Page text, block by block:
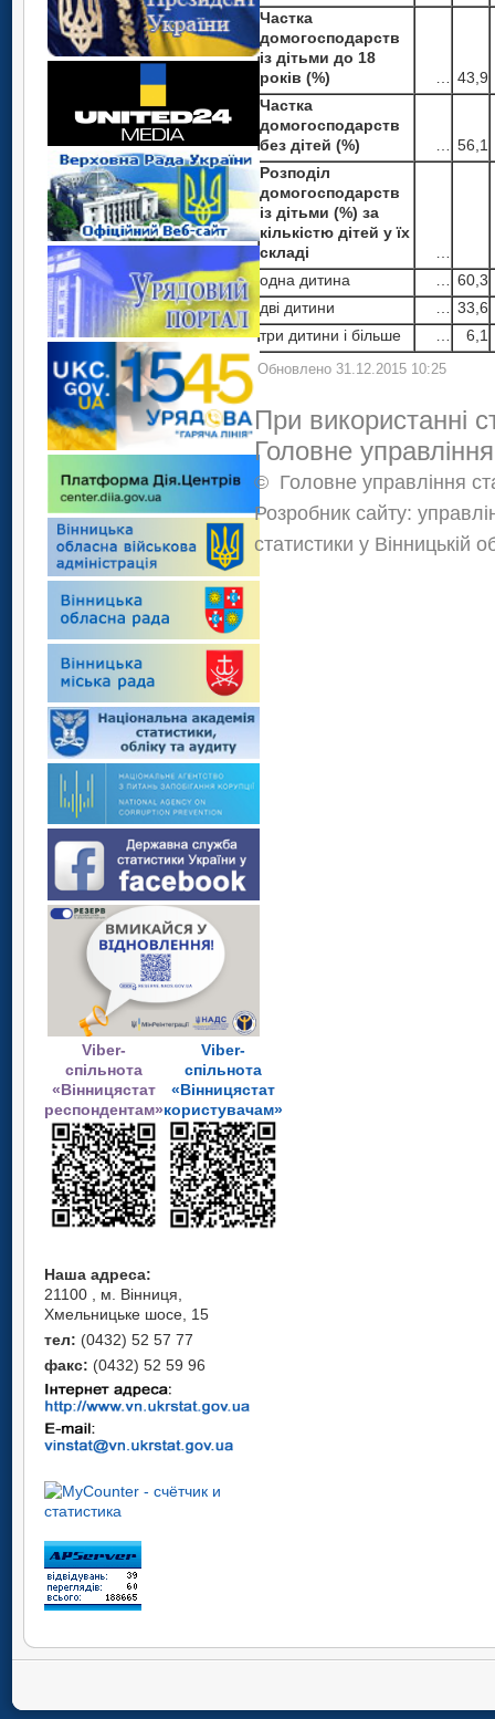
Viber-
спільнота
«Вінницястат
респондентам»
Viber-
спільнота
«Вінницястат
користувачам»
Наша адреса:
21100 , м. Вінниця,
Хмельницьке шосе, 15
тел: (0432) 52 57 77
факс: (0432) 52 59 96
Частка
домогосподарств
із дітьми до 18
років (%)
43,9
Частка
домогосподарств
без дітей (%)
56,1
Розподіл
домогосподарств
із дітьми (%) за
кількістю дітей у їх
складі
одна дитина
60,3
дві дитини
33,6
три дитини і більше
6,1
Обновлено 31.12.2015 10:25
При використанні
Головне
© Головне управління
Розробник сайту:
статистики у Вінницькій